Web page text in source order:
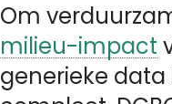
Om
milieu-impact
generieke data